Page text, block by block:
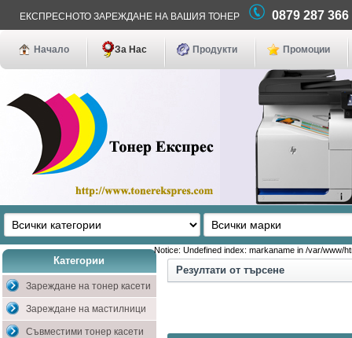
ЕКСПРЕСНОТО ЗАРЕЖДАНЕ НА ВАШИЯ ТОНЕР 0879 287
Начало За Нас Продукти Промоции
Категории
Зареждане на тонер касети
Зареждане на мастилници
Съвместими тонер касети
Notice: Undefined index: markaname in /var/www/
Резултати от търсене